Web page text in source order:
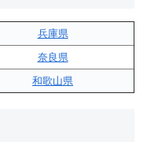
兵庫県
奈良県
和歌山県